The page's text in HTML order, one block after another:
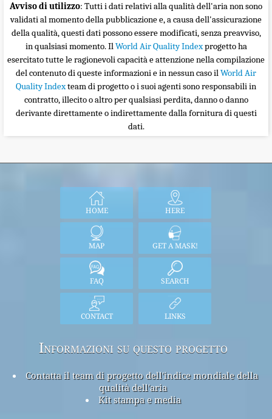
Avviso di utilizzo: Tutti i dati relativi alla qualità dell'aria non sono
validati al momento della pubblicazione e, a causa dell'assicurazione
della qualità, questi dati possono essere modificati, senza preavviso,
in qualsiasi momento. IlWorld Air Quality Indexprogetto ha
esercitato tutte le ragionevoli capacità e attenzione nella compilazione
del contenuto di queste informazioni e in nessun caso ilWorld Air
Quality Indexteam di progetto o i suoi agenti sono responsabili in
contratto, illecito o altro per qualsiasi perdita, danno o danno
derivante direttamente o indirettamente dalla fornitura di questi
dati.
HOME HERE
MAP GET A MASK!
FAQ SEARCH
CONTACT LINKS
Informazioni su questo progetto
Contatta il team di progetto dell'indice mondiale della
qualità dell'aria
Kit stampa e media